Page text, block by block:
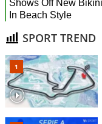
SPORT TREND